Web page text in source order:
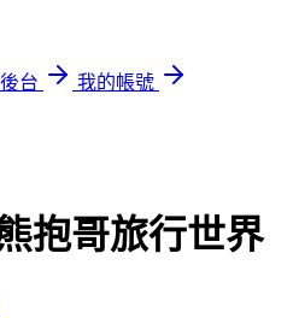
台
我的帳號
抱哥旅行世界